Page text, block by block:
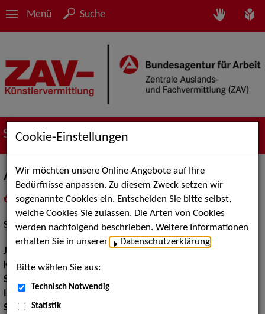
Menü Suche
Suche nach Künstler*innen
Alexander Wolff
als PDF speichern
inMeine Merklistelegen
Schauspiel:Bühne, Film und TV
Jahrgang:
Körpergröße:172 cm
Stimmlage:
Instrument:
Schlaginstrumente
Sport:
Fechten
Cookie-Einstellungen
Wir möchten unsere Online-Angebote auf Ihre
Bedürfnisse anpassen. Zu diesem Zweck setzen wir
sogenannte Cookies ein. Entscheiden Sie bitte selbst,
welche Cookies Sie zulassen. Die Arten von Cookies
werden nachfolgend beschrieben. Weitere Informationen
erhalten Sie in unserer
Datenschutzerklärung
Bitte wählen Sie aus:
Technisch Notwendig
Statistik